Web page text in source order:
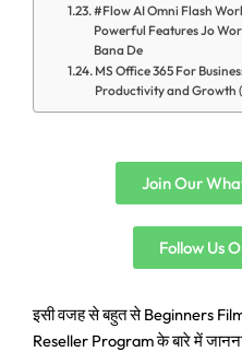
#Flow AI Omni Flash
Powerful Features Jo
Bana De
MS Office 365 For
Productivity and Growth
Join Our
Follow Us
इसी वजह से बहुत से Beginners
Reseller Program के बारे में